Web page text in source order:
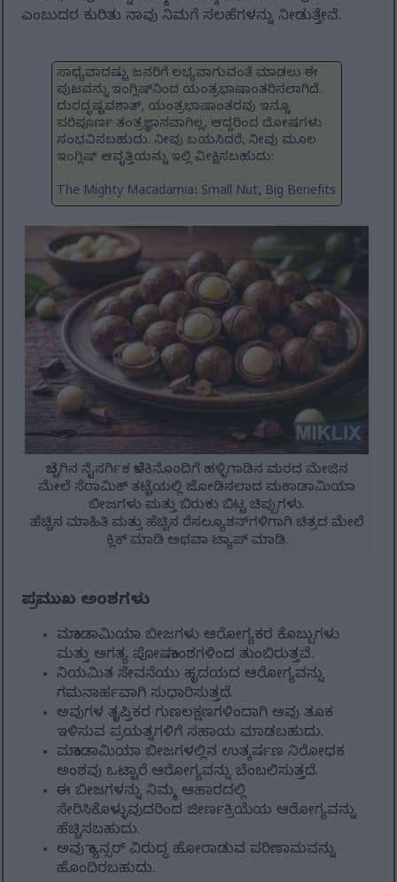
ಎಂಬುದರ ಕುರಿತು ನಾವು ನಿಮಗೆ ಸಲಹೆಗಳನ್ನು ನೀಡುತ್ತೇವೆ.
ಸಾಧ್ಯವಾದಷ್ಟು ಜನರಿಗೆ ಲಭ್ಯವಾಗುವಂತೆ ಮಾಡಲು ಈ
ಪುಟವನ್ನು ಇಂಗ್ಲಿಷ್‌ನಿಂದ ಯಂತ್ರಭಾಷಾಂತರಿಸಲಾಗಿದೆ.
ದುರದೃಷ್ಟವಶಾತ್, ಯಂತ್ರಭಾಷಾಂತರವು ಇನ್ನೂ
ಪರಿಪೂರ್ಣ ತಂತ್ರಜ್ಞಾನವಾಗಿಲ್ಲ, ಆದ್ದರಿಂದ ದೋಷಗಳು
ಸಂಭವಿಸಬಹುದು. ನೀವು ಬಯಸಿದರೆ, ನೀವು ಮೂಲ
ಇಂಗ್ಲಿಷ್ ಆವೃತ್ತಿಯನ್ನು ಇಲ್ಲಿ ವೀಕ್ಷಿಸಬಹುದು:
The Mighty Macadamia: Small Nut, Big Benefits
ಬೆಚ್ಚಗಿನ ನೈಸರ್ಗಿಕ ಬೆಳಕಿನೊಂದಿಗೆ ಹಳ್ಳಿಗಾಡಿನ ಮರದ ಮೇಜಿನ
ಮೇಲೆ ಸೆರಾಮಿಕ್ ತಟ್ಟೆಯಲ್ಲಿ ಜೋಡಿಸಲಾದ ಮಕಾಡಾಮಿಯಾ
ಬೀಜಗಳು ಮತ್ತು ಬಿರುಕು ಬಿಟ್ಟ ಚಿಪ್ಪುಗಳು.
ಹೆಚ್ಚಿನ ಮಾಹಿತಿ ಮತ್ತು ಹೆಚ್ಚಿನ ರೆಸಲ್ಯೂಶನ್‌ಗಳಿಗಾಗಿ ಚಿತ್ರದ ಮೇಲೆ
ಕ್ಲಿಕ್ ಮಾಡಿ ಅಥವಾ ಟ್ಯಾಪ್ ಮಾಡಿ.
ಪ್ರಮುಖ ಅಂಶಗಳು
ಮಕಾಡಾಮಿಯಾ ಬೀಜಗಳು ಆರೋಗ್ಯಕರ ಕೊಬ್ಬುಗಳು
ಮತ್ತು ಅಗತ್ಯ ಪೋಷಕಾಂಶಗಳಿಂದ ತುಂಬಿರುತ್ತವೆ.
ನಿಯಮಿತ ಸೇವನೆಯು ಹೃದಯದ ಆರೋಗ್ಯವನ್ನು
ಗಮನಾರ್ಹವಾಗಿ ಸುಧಾರಿಸುತ್ತದೆ.
ಅವುಗಳ ತೃಪ್ತಿಕರ ಗುಣಲಕ್ಷಣಗಳಿಂದಾಗಿ ಅವು ತೂಕ
ಇಳಿಸುವ ಪ್ರಯತ್ನಗಳಿಗೆ ಸಹಾಯ ಮಾಡಬಹುದು.
ಮಕಾಡಾಮಿಯಾ ಬೀಜಗಳಲ್ಲಿನ ಉತ್ಕರ್ಷಣ ನಿರೋಧಕ
ಅಂಶವು ಒಟ್ಟಾರೆ ಆರೋಗ್ಯವನ್ನು ಬೆಂಬಲಿಸುತ್ತದೆ.
ಈ ಬೀಜಗಳನ್ನು ನಿಮ್ಮ ಆಹಾರದಲ್ಲಿ
ಸೇರಿಸಿಕೊಳ್ಳುವುದರಿಂದ ಜೀರ್ಣಕ್ರಿಯೆಯ ಆರೋಗ್ಯವನ್ನು
ಹೆಚ್ಚಿಸಬಹುದು.
ಅವು ಕ್ಯಾನ್ಸರ್ ವಿರುದ್ಧ ಹೋರಾಡುವ ಪರಿಣಾಮವನ್ನು
ಹೊಂದಿರಬಹುದು.